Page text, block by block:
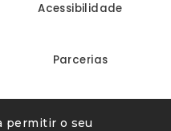
permitir o seu
Acessibilidade
Parcerias